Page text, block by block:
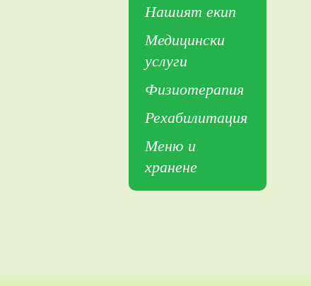
Нашият екип
Медицински
услуги
Физиотерапия
Рехабилитация
Меню и
хранене